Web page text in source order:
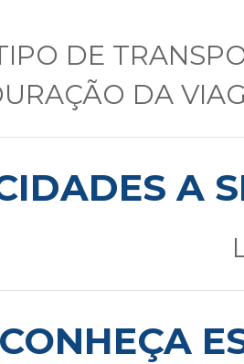
DE
DA
A
CONHEÇA